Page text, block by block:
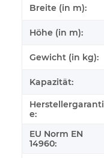
Breite (in m):
Höhe (in m):
Gewicht (in kg):
Kapazität:
Herstellergaranti
e:
EU Norm EN
14960: